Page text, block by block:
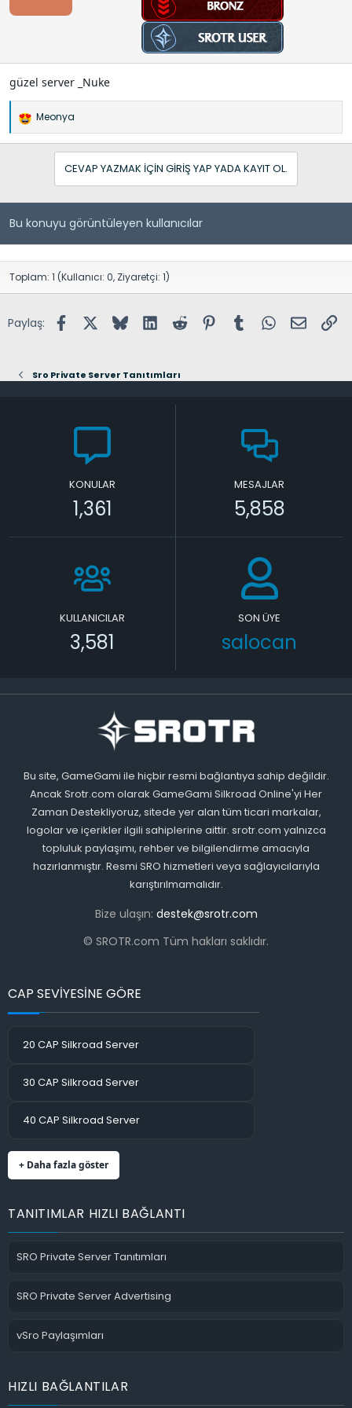
güzel server _Nuke
İ
l
:
Meonya
CEVAP YAZMAK IÇIN GIRIŞ YAP YADA KAYIT OL.
Bu konuyu görüntüleyen kullanıcılar
Toplam: 1 (Kullanıcı: 0, Ziyaretçi: 1)
Paylaş: FacebookX (Twitter)
BlueskyLinkedInReddit PinterestTumblr WhatsApp
E-posta
Sro Private Server Tanıtımları
KONULAR
1,361
MESAJLAR
5,858
KULLANICILAR
3,581
SON ÜYE
salocan
Bu site, GameGami ile hiçbir resmi bağlantıya sahip değildir.
Ancak Srotr.com olarak GameGami Silkroad Online'yi Her
Zaman Destekliyoruz, sitede yer alan tüm ticari markalar,
logolar ve içerikler ilgili sahiplerine aittir. srotr.com yalnızca
topluluk paylaşımı, rehber ve bilgilendirme amacıyla
hazırlanmıştır. Resmi SRO hizmetleri veya sağlayıcılarıyla
karıştırılmamalıdır.
Bize ulaşın: destek@srotr.com
© SROTR.com Tüm hakları saklıdır.
CAP SEVİYESİNE GÖRE
20 CAP Silkroad Server
30 CAP Silkroad Server
40 CAP Silkroad Server
+ Daha fazla göster
TANITIMLAR HIZLI BAĞLANTI
SRO Private Server Tanıtımları
SRO Private Server Advertising
vSro Paylaşımları
HIZLI BAĞLANTILAR